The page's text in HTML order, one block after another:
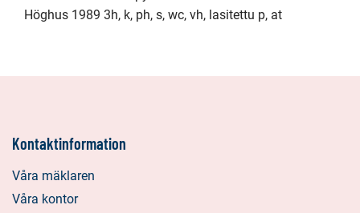
Höghus 1989 3h, k, ph, s, wc, vh, lasitettu p, at
Kontaktinformation
Våra mäklaren
Våra kontor